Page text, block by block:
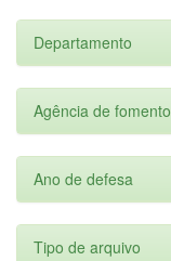
Departamento
Agência de fomento
Ano de defesa
Tipo de arquivo